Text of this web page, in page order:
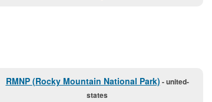
RMNP (Rocky Mountain National Park) - united-
states